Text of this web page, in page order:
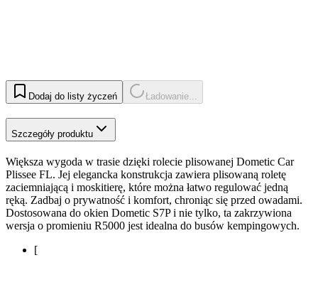
Dodaj do listy życzeń Ładowanie...
Szczegóły produktu
Większa wygoda w trasie dzięki rolecie plisowanej Dometic Car
Plissee FL. Jej elegancka konstrukcja zawiera plisowaną roletę
zaciemniającą i moskitierę, które można łatwo regulować jedną
ręką. Zadbaj o prywatność i komfort, chroniąc się przed owadami.
Dostosowana do okien Dometic S7P i nie tylko, ta zakrzywiona
wersja o promieniu R5000 jest idealna do busów kempingowych.
[